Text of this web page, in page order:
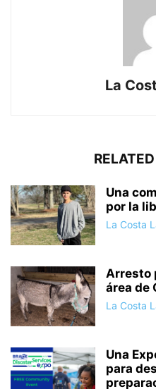
La
Una
por la
La Costa
Arresto
área de
La Costa
Una
para